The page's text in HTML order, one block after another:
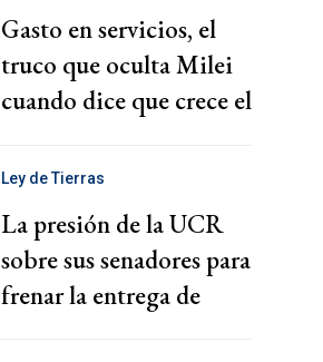
Gasto en servicios, el
truco que oculta Milei
cuando dice que crece el
Ley de Tierras
La presión de la UCR
sobre sus senadores para
frenar la entrega de